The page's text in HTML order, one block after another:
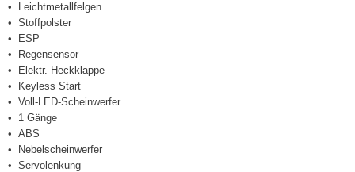
Leichtmetallfelgen
Stoffpolster
ESP
Regensensor
Elektr. Heckklappe
Keyless Start
Voll-LED-Scheinwerfer
1 Gänge
ABS
Nebelscheinwerfer
Servolenkung